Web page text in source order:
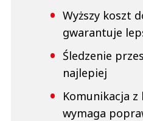
Wyższy koszt
gwarantuje
Śledzenie
najlepiej
Komunikacja
wymaga